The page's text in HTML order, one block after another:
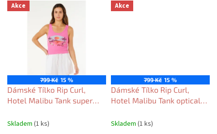
Akce
799 Kč 15 %
Dámské Tílko Rip Curl,
Hotel Malibu Tank super
Skladem (1 ks)
Akce
799 Kč 15 %
Dámské Tílko Rip Curl,
Hotel Malibu Tank optical
Skladem (1 ks)